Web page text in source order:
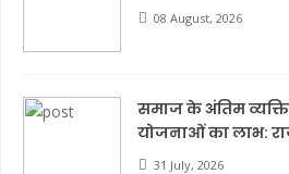
08 August, 2026
समाज के अंतिम
योजनाओं का लाभ:
31 July, 2026